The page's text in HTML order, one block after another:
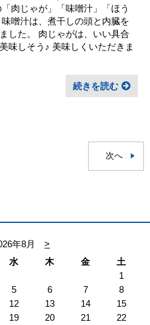
肉じゃが」「味噌汁」「ほう
噌汁は、煮干しの頭と内臓を
した。 肉じゃがは、いい具合
味しそう♪ 美味しくいただきま
続きを読む
次へ
年8月
>
水 木 金
土
1
5 6 7
8
12 13 14
15
19 20 21
22